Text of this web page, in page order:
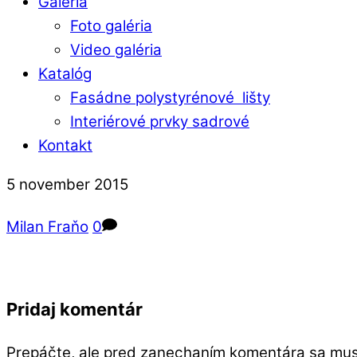
Foto galéria
Video galéria
Katalóg
Fasádne polystyrénové lišty
Interiérové prvky sadrové
Kontakt
Close
Close
5 november 2015
Milan Fraňo 0
Pridaj komentár
Prepáčte, ale pred zanechaním komentára sa